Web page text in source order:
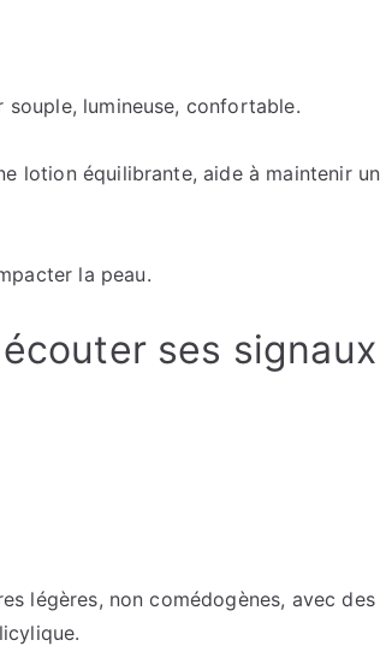
souple, lumineuse, confortable.
lotion équilibrante, aide à maintenir un
la peau.
ses signaux
légères, non comédogènes, avec des